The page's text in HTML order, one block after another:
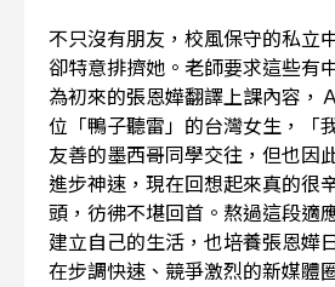
不只沒有朋友，校風保守的私立
卻特意排擠她。老師要求這些有
為初來的張恩嬅翻譯上課內容，
位「鴨子聽雷」的台灣女生，「
友善的墨西哥同學交往，但也因
進步神速，現在回想起來真的很
頭，彷彿不堪回首。熬過這段適
建立自己的生活，也培養張恩嬅
在步調快速、競爭激烈的新媒體